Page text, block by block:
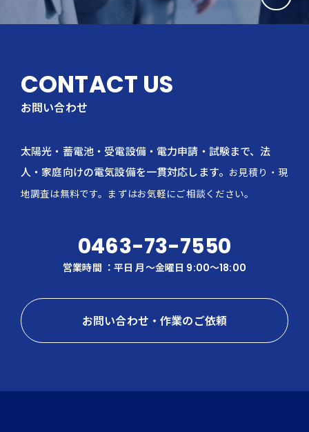
CONTACT US
お問い合わせ
太陽光・蓄電池・受電設備・電力申請・試験まで、法
人・家庭向けの電気設備を一貫対応します。 お見積り・現
地調査は無料です。まずはお気軽にご相談ください。
0463-73-7550
営業時間 ：平日 月〜金曜日 9:00～18:00
お問い合わせ・作業のご依頼